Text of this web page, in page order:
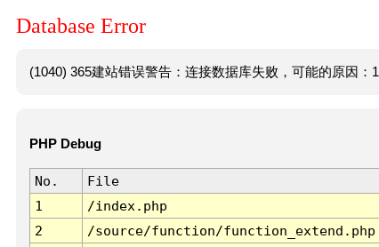
Database Error
(1040) 365建站错误警告：连接数据库失败，可能的原因：
PHP Debug
No. File
1
/index.php
2
/source/function/function_extend.php